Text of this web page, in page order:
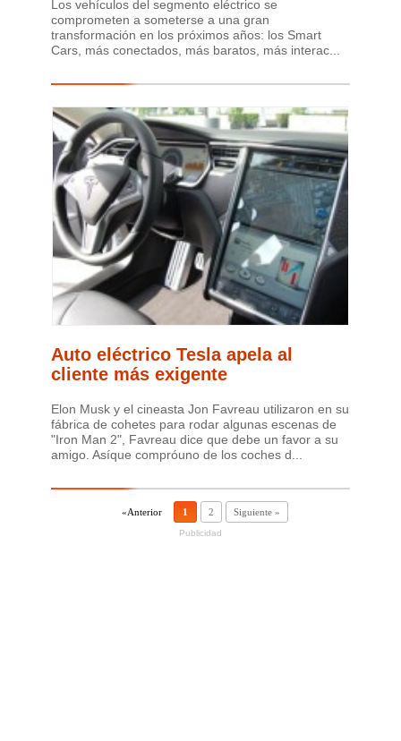
Los vehículos del segmento eléctrico se
comprometen a someterse a una gran
transformación en los próximos años: los Smart
Cars, más conectados, más baratos, más interac...
Auto eléctrico Tesla apela al
cliente más exigente
Elon Musk y el cineasta Jon Favreau utilizaron en su
fábrica de cohetes para rodar algunas escenas de
"Iron Man 2", Favreau dice que debe un favor a su
amigo. Asíque compróuno de los coches d...
«Anterior 1 2 Siguiente »
Publicidad